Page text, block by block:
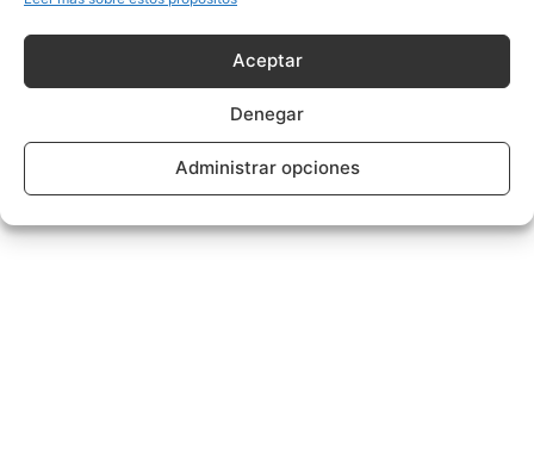
Aceptar
Denegar
Administrar opciones